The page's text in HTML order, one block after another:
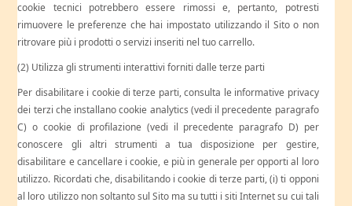
cookie tecnici potrebbero essere rimossi e, pertanto, potresti
rimuovere le preferenze che hai impostato utilizzando il Sito o non
ritrovare più i prodotti o servizi inseriti nel tuo carrello.
(2) Utilizza gli strumenti interattivi forniti dalle terze parti
Per disabilitare i cookie di terze parti, consulta le informative privacy
dei terzi che installano cookie analytics (vedi il precedente paragrafo
C) o cookie di profilazione (vedi il precedente paragrafo D) per
conoscere gli altri strumenti a tua disposizione per gestire,
disabilitare e cancellare i cookie, e più in generale per opporti al loro
utilizzo. Ricordati che, disabilitando i cookie di terze parti, (i) ti opponi
al loro utilizzo non soltanto sul Sito ma su tutti i siti Internet su cui tali